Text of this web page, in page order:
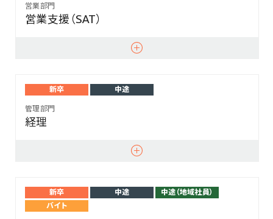
営業部門
営業支援（SAT）
新卒
中途
管理部門
経理
新卒 中途
中途（地域社員）
バイト